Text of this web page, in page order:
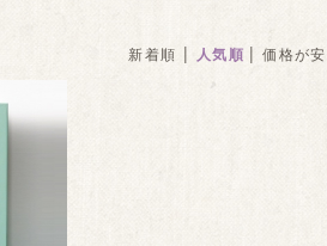
新着順 | 人気順 |価格が